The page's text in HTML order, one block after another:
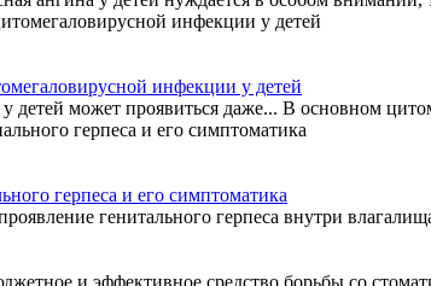
инфекции у детей
может проявиться даже... В основном
герпеса и его симптоматика
генитального герпеса внутри